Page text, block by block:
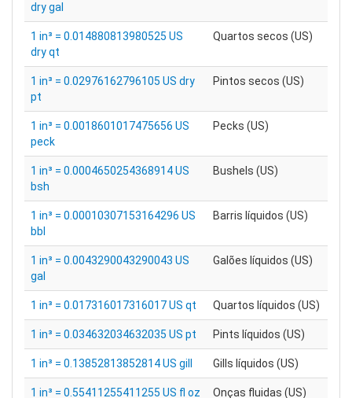
dry gal
1 in³ = 0.014880813980525 US
dry qt
Quartos secos (US)
1 in³ = 0.02976162796105 US dry
pt
Pintos secos (US)
1 in³ = 0.0018601017475656 US
peck
Pecks (US)
1 in³ = 0.0004650254368914 US
bsh
Bushels (US)
1 in³ = 0.00010307153164296 US
bbl
Barris líquidos (US)
1 in³ = 0.0043290043290043 US
gal
Galões líquidos (US)
1 in³ = 0.017316017316017 US qt Quartos líquidos (US)
1 in³ = 0.034632034632035 US pt Pints líquidos (US)
1 in³ = 0.13852813852814 US gill Gills líquidos (US)
1 in³ = 0.55411255411255 US fl oz Onças fluidas (US)